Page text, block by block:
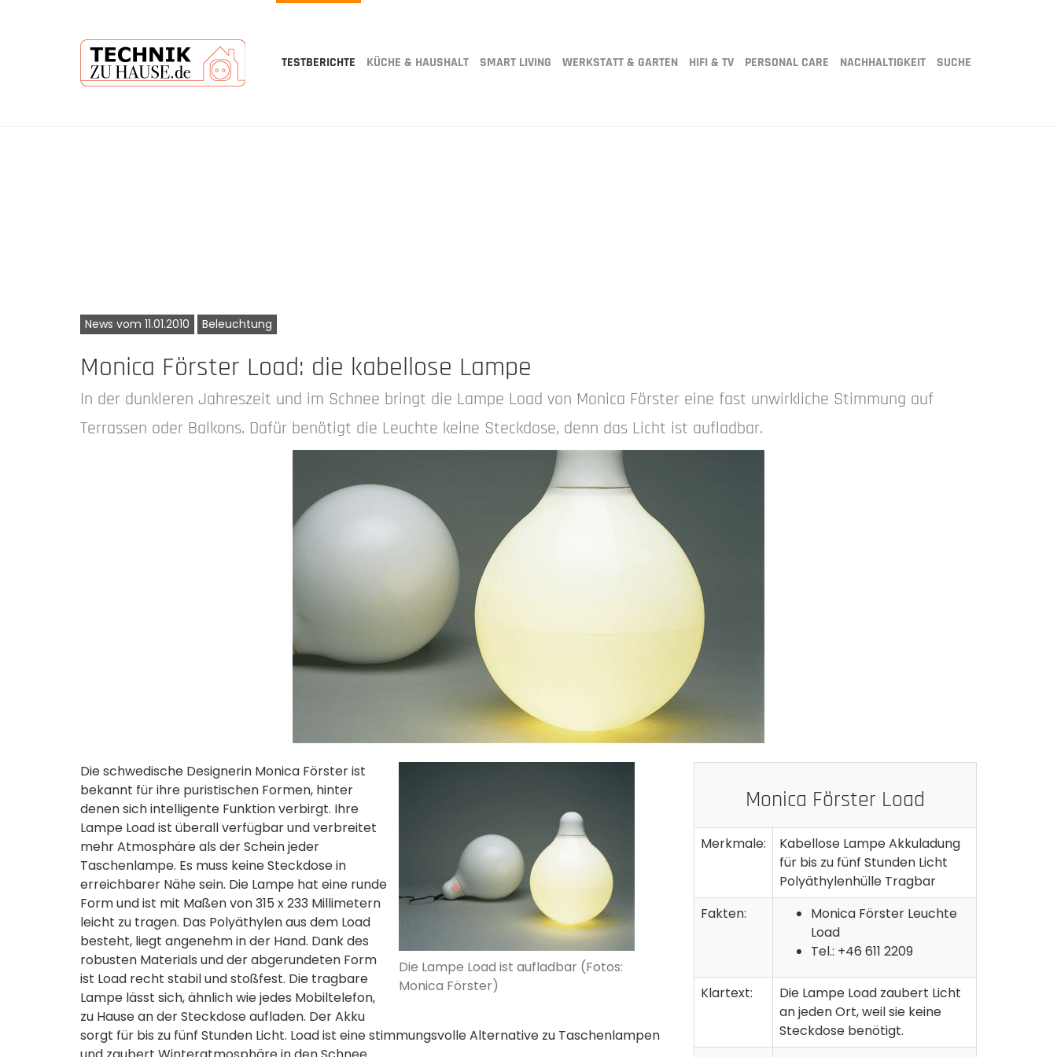
TESTBERICHTE KÜCHE & HAUSHALT SMART LIVING WERKSTATT & GARTEN HIFI & TV PERSONAL CARE NACHHALTIGKEIT SUCHE
News vom 11.01.2010 Beleuchtung
Monica Förster Load: die kabellose Lampe
In der dunkleren Jahreszeit und im Schnee bringt die Lampe Load von Monica Förster eine fast unwirkliche Stimmung auf
Terrassen oder Balkons. Dafür benötigt die Leuchte keine Steckdose, denn das Licht ist aufladbar.
Die Lampe Load ist aufladbar (Fotos:
Monica Förster)
Die schwedische Designerin Monica Förster ist
bekannt für ihre puristischen Formen, hinter
denen sich intelligente Funktion verbirgt. Ihre
Lampe Load ist überall verfügbar und verbreitet
mehr Atmosphäre als der Schein jeder
Taschenlampe. Es muss keine Steckdose in
erreichbarer Nähe sein. Die Lampe hat eine runde
Form und ist mit Maßen von 315 x 233 Millimetern
leicht zu tragen. Das Polyäthylen aus dem Load
besteht, liegt angenehm in der Hand. Dank des
robusten Materials und der abgerundeten Form
ist Load recht stabil und stoßfest. Die tragbare
Lampe lässt sich, ähnlich wie jedes Mobiltelefon,
zu Hause an der Steckdose aufladen. Der Akku
sorgt für bis zu fünf Stunden Licht. Load ist eine stimmungsvolle Alternative zu Taschenlampen
Monica Förster Load
Merkmale:
Kabellose Lampe Akkuladung
für bis zu fünf Stunden Licht
Polyäthylenhülle Tragbar
Fakten:
Monica Förster Leuchte
Load
Tel.: +46 611 2209
Klartext:
Die Lampe Load zaubert Licht
an jeden Ort, weil sie keine
Steckdose benötigt.